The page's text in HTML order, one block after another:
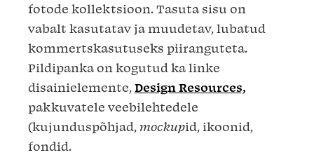
fotode kollektsioon. Tasuta sisu on
vabalt kasutatav ja muudetav, lubatud
kommertskasutuseks piiranguteta.
Pildipanka on kogutud ka linke
disainielemente, Design Resources,
pakkuvatele veebilehtedele
(kujunduspõhjad, mockupid, ikoonid,
fondid.